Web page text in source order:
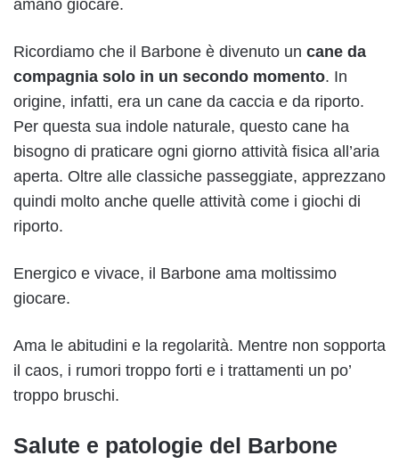
amano giocare.
Ricordiamo che il Barbone è divenuto un cane da
compagnia solo in un secondo momento. In
origine, infatti, era un cane da caccia e da riporto.
Per questa sua indole naturale, questo cane ha
bisogno di praticare ogni giorno attività fisica all’aria
aperta. Oltre alle classiche passeggiate, apprezzano
quindi molto anche quelle attività come i giochi di
riporto.
Energico e vivace, il Barbone ama moltissimo
giocare.
Ama le abitudini e la regolarità. Mentre non sopporta
il caos, i rumori troppo forti e i trattamenti un po’
troppo bruschi.
Salute e patologie del Barbone